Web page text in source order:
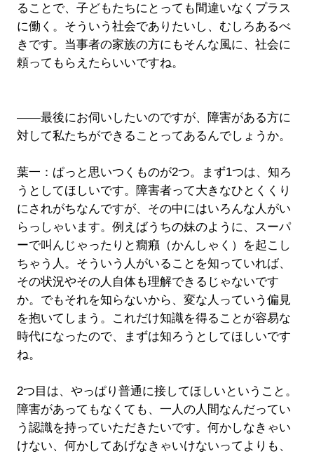
ることで、子どもたちにとっても間違いなくプラス
に働く。そういう社会でありたいし、むしろあるべ
きです。当事者の家族の方にもそんな風に、社会に
頼ってもらえたらいいですね。
――最後にお伺いしたいのですが、障害がある方に
対して私たちができることってあるんでしょうか。
葉一：ぱっと思いつくものが2つ。まず1つは、知ろ
うとしてほしいです。障害者って大きなひとくくり
にされがちなんですが、その中にはいろんな人がい
らっしゃいます。例えばうちの妹のように、スーパ
ーで叫んじゃったりと癇癪（かんしゃく）を起こし
ちゃう人。そういう人がいることを知っていれば、
その状況やその人自体も理解できるじゃないです
か。でもそれを知らないから、変な人っていう偏見
を抱いてしまう。これだけ知識を得ることが容易な
時代になったので、まずは知ろうとしてほしいです
ね。
2つ目は、やっぱり普通に接してほしいということ。
障害があってもなくても、一人の人間なんだってい
う認識を持っていただきたいです。何かしなきゃい
けない、何かしてあげなきゃいけないってよりも、